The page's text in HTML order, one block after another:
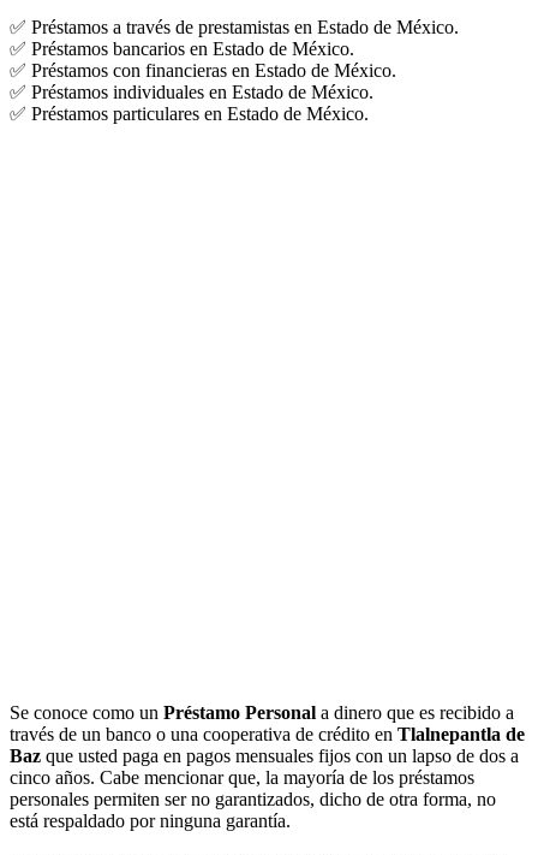
✅ Préstamos a través de prestamistas en Estado de México.
✅ Préstamos bancarios en Estado de México.
✅ Préstamos con financieras en Estado de México.
✅ Préstamos individuales en Estado de México.
✅ Préstamos particulares en Estado de México.
Se conoce como un Préstamo Personal a dinero que es recibido a
través de un banco o una cooperativa de crédito en Tlalnepantla de
Baz que usted paga en pagos mensuales fijos con un lapso de dos a
cinco años. Cabe mencionar que, la mayoría de los préstamos
personales permiten ser no garantizados, dicho de otra forma, no
está respaldado por ninguna garantía.